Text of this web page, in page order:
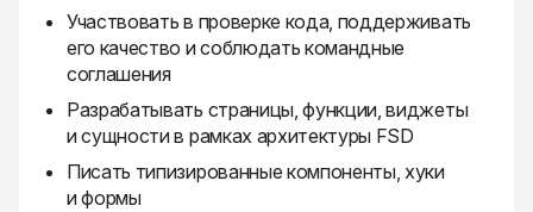
Участвовать в проверке кода, поддерживать
его качество и соблюдать командные
соглашения
Разрабатывать страницы, функции, виджеты
и сущности в рамках архитектуры FSD
Писать типизированные компоненты, хуки
и формы